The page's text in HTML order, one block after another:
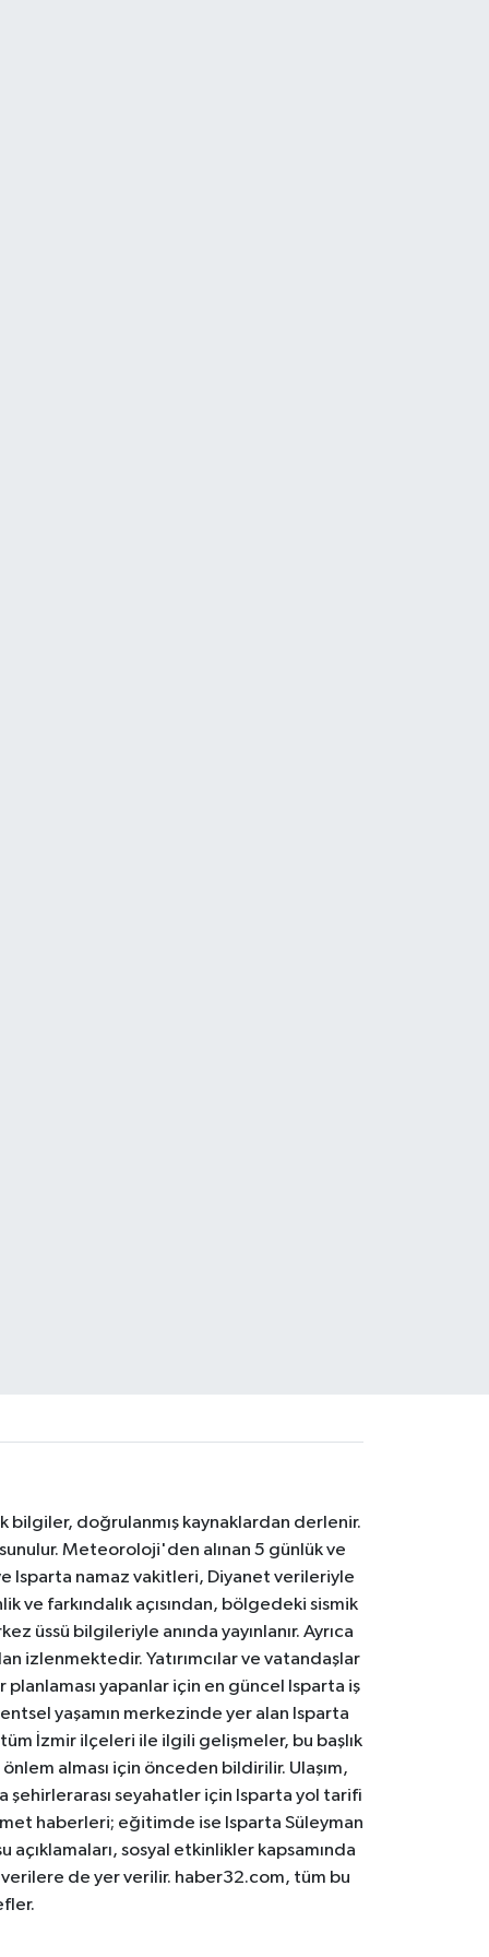
bilgiler, doğrulanmış kaynaklardan derlenir.
Meteoroloji'den alınan 5 günlük ve
Isparta namaz vakitleri, Diyanet verileriyle
ve farkındalık açısından, bölgedeki sismik
üssü bilgileriyle anında yayınlanır. Ayrıca
izlenmektedir. Yatırımcılar ve vatandaşlar
planlaması yapanlar için en güncel Isparta iş
yaşamın merkezinde yer alan Isparta
tüm İzmir ilçeleri ile ilgili gelişmeler, bu başlık
alması için önceden bildirilir. Ulaşım,
şehirlerarası seyahatler için Isparta yol tarifi
haberleri; eğitimde ise Isparta Süleyman
sosyal etkinlikler kapsamında
de yer verilir. haber32.com, tüm bu